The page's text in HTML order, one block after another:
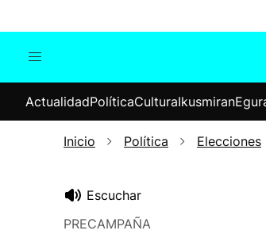
Internacional
Elecciones
ActualidadPolíticaCulturaIkusmiran
Inicio Política Elecciones
Escuchar
PRECAMPAÑA